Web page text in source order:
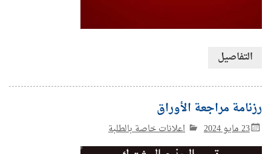
التفاصيل
رزنامة مراجعة الأوراق
23 مايو 2024 اعلانات خاصة بالطلبة